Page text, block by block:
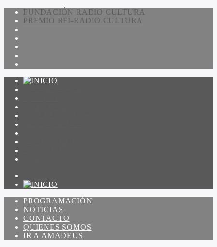
FUNDACIÓN RADIO CULTURA
PREMIO RFI-RADIO CULTURA
PROGRAMACIÓN
NOTICIAS
CONTACTO
QUIENES SOMOS
IR A AMADEUS